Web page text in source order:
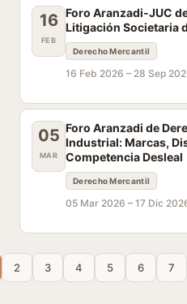
16
FEB
Foro Aranzadi-JUC
Litigación Societaria
Derecho Mercantil
16 Feb 2026 – 28 Sep
05
MAR
Foro Aranzadi de
Industrial: Marcas,
Competencia Desleal
Derecho Mercantil
05 Mar 2026 – 17 Dic
2 3 4 5 6 7